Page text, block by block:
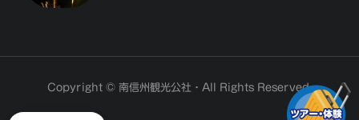
Copyright © 南信州観光公社・All Rights Reserved.